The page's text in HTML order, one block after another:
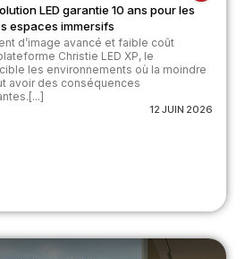
LED garantie 10 ans pour les
espaces immersifs
d’image avancé et faible coût
Christie LED XP, le
les environnements où la moindre
avoir des conséquences
12 JUIN 2026